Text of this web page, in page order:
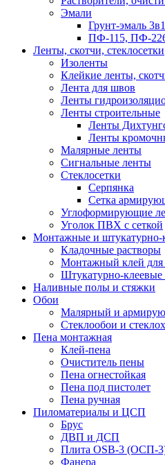
Эмали
Грунт-эмаль 3в1
ПФ-115, ПФ-
Ленты, скотчи, стеклосетки
Изоленты
Клейкие ленты,
Лента для швов
Ленты
Ленты строительные
Ленты
Ленты
Малярные ленты
Сигнальные ленты
Стеклосетки
Серпянка
Сетка
Углоформирующие
Уголок ПВХ с сеткой
Монтажные и штукатурно-
Кладочные растворы
Монтажный клей для
Штукатурно-клеевые
Наливные полы и стяжки
Обои
Малярный и
Стеклообои и
Пена монтажная
Клей-пена
Очиститель пены
Пена огнестойкая
Пена под пистолет
Пена ручная
Пиломатериалы и ЦСП
Брус
ДВП и ДСП
Плита OSB-3 (ОСП-
Фанера